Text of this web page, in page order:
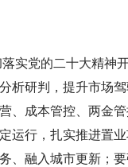
实党的二十大精神
析研判，提升市场
、成本管控、两金管
运行，扎实推进置
、融入城市更新；